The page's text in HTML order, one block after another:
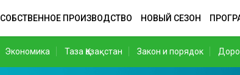
СОБСТВЕННОЕ ПРОИЗВОДСТВО НОВЫЙ СЕЗОН
Экономика Таза Қазақстан Закон и порядок